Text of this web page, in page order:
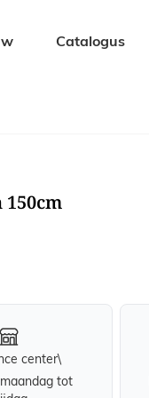
Catalogus
center\
tot